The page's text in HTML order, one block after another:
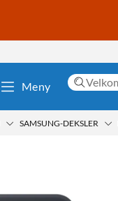
Meny
SAMSUNG-DEKSLER